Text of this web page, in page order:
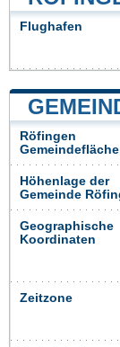
Flughafen
Röfingen
Gemeindefläche
Höhenlage der
Gemeinde
Geographische
Koordinaten
Zeitzone